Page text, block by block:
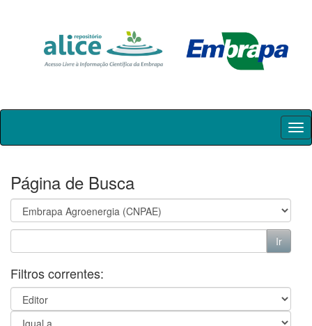
Skip
Página de Busca
Filtros correntes: